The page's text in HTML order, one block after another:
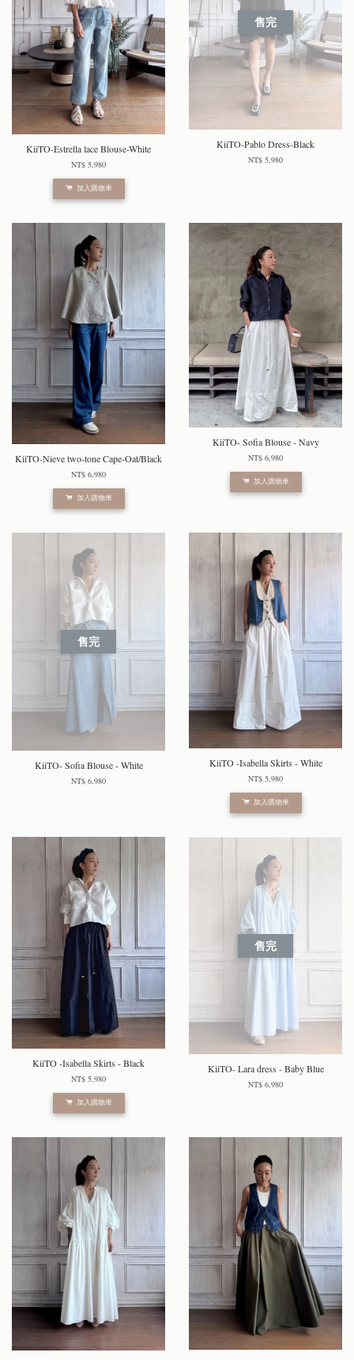
KiiTO-Estrella lace Blouse-White
NT$ 5,980
加入購物車
售完
KiiTO-Pablo Dress-Black
NT$ 5,980
KiiTO-Nieve two-tone Cape-Oat/Black
NT$ 6,980
加入購物車
KiiTO- Sofia Blouse - Navy
NT$ 6,980
加入購物車
售完
KiiTO- Sofia Blouse - White
NT$ 6,980
KiiTO -Isabella Skirts - White
NT$ 5,980
加入購物車
KiiTO -Isabella Skirts - Black
NT$ 5,980
加入購物車
售完
KiiTO- Lara dress - Baby Blue
NT$ 6,980